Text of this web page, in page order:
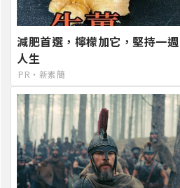
減肥首選，檸檬加它，堅持一
人生
PR・新素簡